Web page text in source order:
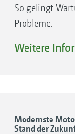
So gelingt
Probleme.
2.
Weitere
Modernste
Stand der